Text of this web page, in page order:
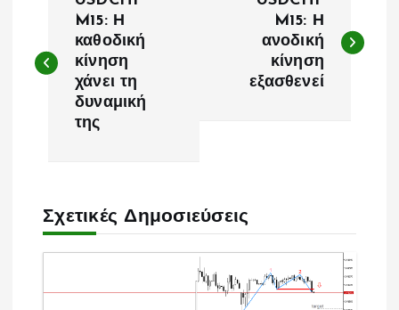
ο
η
σ
η
M15: Η
καθοδική
κίνηση
χάνει τη
δυναμική
της
M15: Η
ανοδική
κίνηση
εξασθενεί
Σχετικές Δημοσιεύσεις